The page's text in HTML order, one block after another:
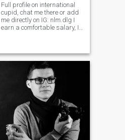
Full profile on international
cupid, chat me there or add
me directly on IG: nlm.dlg I
earn a comfortable salary, I
full of projects. I have
confortable revenues and l